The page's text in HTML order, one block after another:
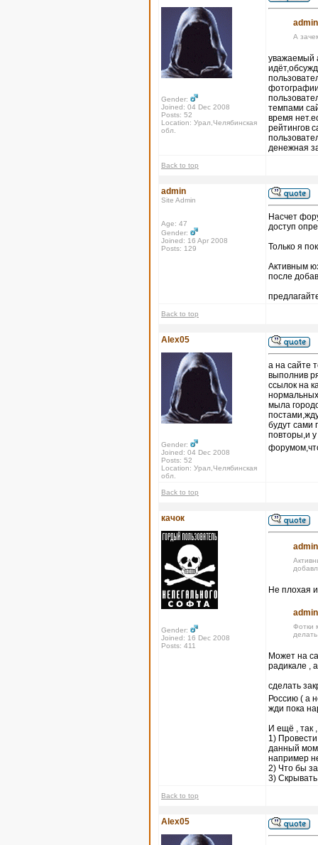
Gender:
Joined: 04 Dec 2008
Posts: 52
Location: Урал,Челябинская
обл.
А
уважаемый
темпами
время
рейтингов
денежная
Back to top
admin
Site Admin
Age: 47
Gender:
Joined: 16 Apr 2008
Posts: 129
Насчет
доступ
Только я
Активным
после
Back to top
Alex05
Gender:
Joined: 04 Dec 2008
Posts: 52
Location: Урал,Челябинская
обл.
а на сайте
выполнив
ссылок на
мыла
будут сами
повторы,и
Back to top
качок
Gender:
Joined: 16 Dec 2008
Posts: 411
Не плохая
Фотки
Может на
радикале ,
сделать
Россию ( а
жди пока
И ещё , так
1)
данный
например
2) Что бы
3)
Back to top
Alex05